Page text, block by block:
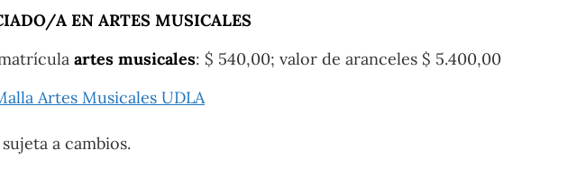
A EN ARTES MUSICALES
artes musicales: $ 540,00; valor de aranceles $ 5.400,00
Artes Musicales UDLA
a cambios.